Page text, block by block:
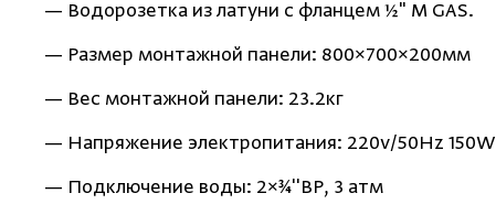
— Водорозетка из латуни с фланцем ½" M GAS.
— Размер монтажной панели: 800×700×200мм
— Вес монтажной панели: 23.2кг
— Напряжение электропитания: 220v/50Hz 150W
— Подключение воды: 2×¾''ВР, 3 атм